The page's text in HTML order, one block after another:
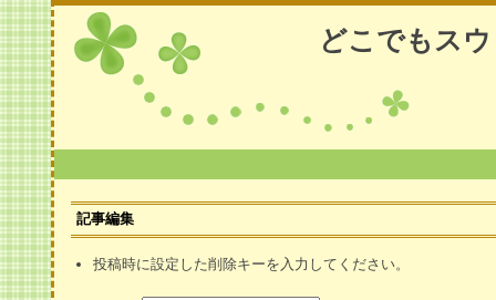
どこでもス
記事編集
投稿時に設定した削除キーを入力してください。